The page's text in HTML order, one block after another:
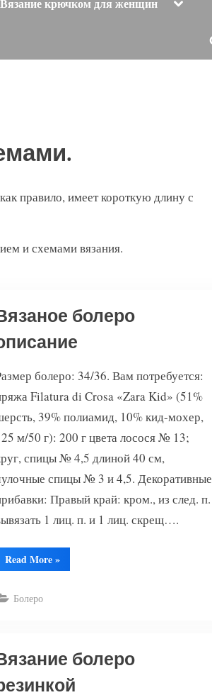
Вязание крючком для женщин
правило, имеет короткую длину с
и схемами вязания.
болеро
болеро: 34/36. Вам потребуется:
Filatura di Crosa «Zara Kid» (51%
39% полиамид, 10% кид-мохер,
м/50 г): 200 г цвета лосося № 13;
спицы № 4,5 длиной 40 см,
спицы № 3 и 4,5. Декоративные
Правый край: кром., из след. п.
1 лиц. п. и 1 лиц. скрещ….
Read More“Вязаное
болеро
»
Болеро
болеро